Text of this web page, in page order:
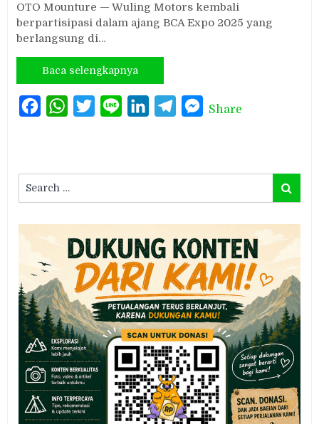
OTO Mounture — Wuling Motors kembali
berpartisipasi dalam ajang BCA Expo 2025 yang
berlangsung di…
Baca selengkapnya
FacebookWhatsAppTwitterLine LinkedInTelegramMessenger
Share
for:
Search